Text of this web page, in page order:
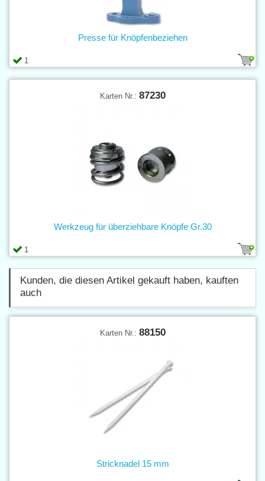
1
Presse für Knöpfenbeziehen
Karten Nr.: 87230
1
Werkzeug für überziehbare Knöpfe Gr.30
Kunden, die diesen Artikel gekauft haben, kauften
auch
Karten Nr.: 88150
Stricknadel 15 mm